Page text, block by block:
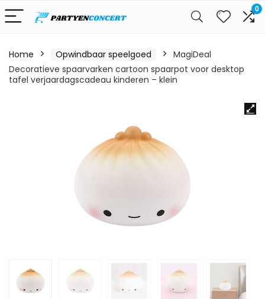
0
Home Opwindbaar speelgoed
MagiDeal
Decoratieve spaarvarken cartoon spaarpot voor desktop
tafel verjaardagscadeau kinderen – klein